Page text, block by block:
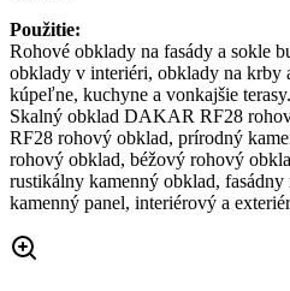
Použitie:
Rohové obklady na fasády a sokle
obklady v interiéri, obklady na krby
kúpeľne, kuchyne a vonkajšie terasy.
Skalný obklad DAKAR RF28
RF28 rohový obklad, prírodný
rohový obklad, béžový rohový
rustikálny kamenný obklad,
kamenný panel, interiérový a